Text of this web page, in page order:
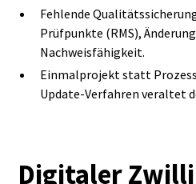
Fehlende
Prüfpunkte (RMS),
Nachweisfähigkeit.
Einmalprojekt statt
Update‑Verfahren veraltet
Digitaler